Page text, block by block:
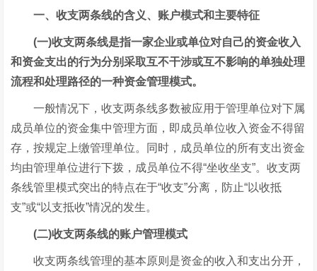
一、收支两条线的含义、账户模式和主要特征
(一)收支两条线是指一家企业或单位对自己的资金收入
和资金支出的行为分别采取互不干涉或互不影响的单独处理
流程和处理路径的一种资金管理模式。
一般情况下，收支两条线多数被应用于管理单位对下属
成员单位的资金集中管理方面，即成员单位收入资金不得留
存，按规定上缴管理单位。同时，成员单位的所有支出资金
均由管理单位进行下拨，成员单位不得“坐收坐支”。收支两
条线管里模式突出的特点在于“收支”分离，防止“以收抵
支”或“以支抵收”情况的发生。
(二)收支两条线的账户管理模式
收支两条线管理的基本原则是资金的收入和支出分开，